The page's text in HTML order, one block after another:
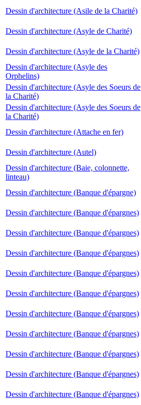
Dessin d'architecture (Asile de la Charité)
Dessin d'architecture (Asyle de Charité)
Dessin d'architecture (Asyle de la Charité)
Dessin d'architecture (Asyle des
Orphelins)
Dessin d'architecture (Asyle des Soeurs de
la Charité)
Dessin d'architecture (Asyle des Soeurs de
la Charité)
Dessin d'architecture (Attache en fer)
Dessin d'architecture (Autel)
Dessin d'architecture (Baie, colonnette,
linteau)
Dessin d'architecture (Banque d'épargne)
Dessin d'architecture (Banque d'épargnes)
Dessin d'architecture (Banque d'épargnes)
Dessin d'architecture (Banque d'épargnes)
Dessin d'architecture (Banque d'épargnes)
Dessin d'architecture (Banque d'épargnes)
Dessin d'architecture (Banque d'épargnes)
Dessin d'architecture (Banque d'épargnes)
Dessin d'architecture (Banque d'épargnes)
Dessin d'architecture (Banque d'épargnes)
Dessin d'architecture (Banque d'épargnes)